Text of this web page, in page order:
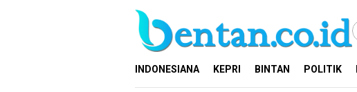
INDONESIANA KEPRI BINTAN POLITIK